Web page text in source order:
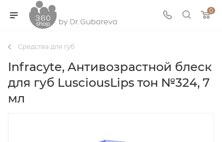
0
Средства для губ
Infracyte, Антивозрастной блеск
для губ LusciousLips тон №324, 7
мл